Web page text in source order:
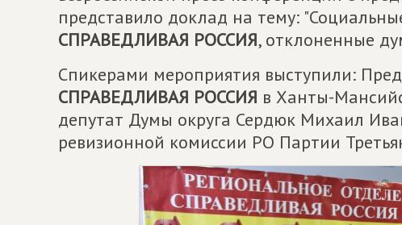
представило доклад на тему:
СПРАВЕДЛИВАЯ РОССИЯ, отклоненные
Спикерами мероприятия выступили:
СПРАВЕДЛИВАЯ РОССИЯ в Ханты-
депутат Думы округа Сердюк Михаил
ревизионной комиссии РО Партии